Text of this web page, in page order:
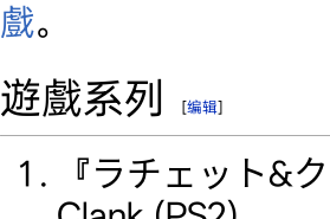
戲。
遊戲系列 [编辑]
『ラチェット&